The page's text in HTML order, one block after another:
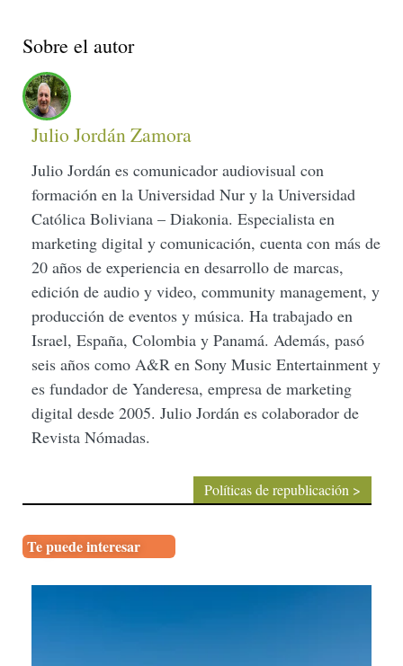
Sobre el autor
Julio Jordán Zamora
Julio Jordán es comunicador audiovisual con
formación en la Universidad Nur y la Universidad
Católica Boliviana – Diakonia. Especialista en
marketing digital y comunicación, cuenta con más de
20 años de experiencia en desarrollo de marcas,
edición de audio y video, community management, y
producción de eventos y música. Ha trabajado en
Israel, España, Colombia y Panamá. Además, pasó
seis años como A&R en Sony Music Entertainment y
es fundador de Yanderesa, empresa de marketing
digital desde 2005. Julio Jordán es colaborador de
Revista Nómadas.
Políticas de republicación >
Te puede interesar